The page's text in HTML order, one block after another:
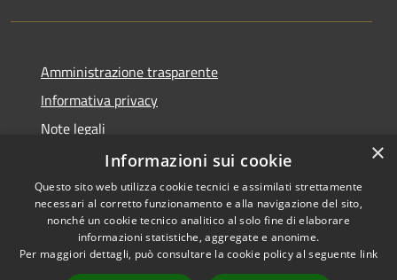
Amministrazione trasparente
Informativa privacy
Note legali
Dichiarazione di accessibilità
RSS
Accessibilità
Copyright © 2026 • Comune di
Gravina di Catania • Powered
×
Informazioni sui cookie
Questo sito web utilizza cookie tecnici e assimilati strettamente
necessari al corretto funzionamento e alla navigazione del sito,
nonché un cookie tecnico analitico al solo fine di elaborare
informazioni statistiche, aggregate e anonime.
Per maggiori dettagli, può consultare la cookie policy al seguente link